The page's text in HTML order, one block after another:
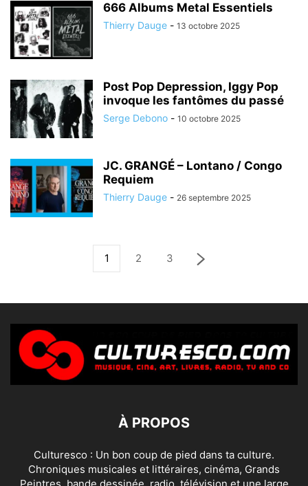
666 Albums Metal Essentiels
Thierry Dauge - 13 octobre 2025
Post Pop Depression, Iggy Pop
invoque les fantômes du passé
Serge Debono - 10 octobre 2025
JC. GRANGÉ – Lontano / Congo
Requiem
Thierry Dauge - 26 septembre 2025
1 2 3
À PROPOS
Culturesco : Un bon coup de pied dans ta culture.
Chroniques musicales et littéraires, cinéma, Grands